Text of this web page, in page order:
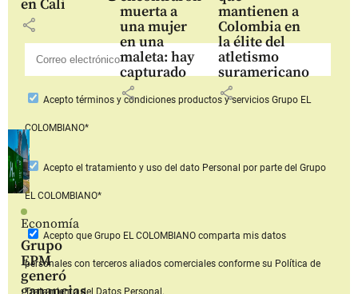
en Cali
share
muerta a
una mujer
en una
maleta: hay
capturado
share
mantienen a
Colombia en
la élite del
atletismo
suramericano
share
Economía
Grupo
EPM
generó
Aceptotérminos y condiciones productos y serviciosGrupo EL
COLOMBIANO*
Acepto el tratamiento y uso del dato Personal por parte del Grupo
EL COLOMBIANO*
Acepto que Grupo EL COLOMBIANOcomparta mis datos
personales con terceros aliados comerciales conforme su Política de
Tratamiento del Datos Personal.